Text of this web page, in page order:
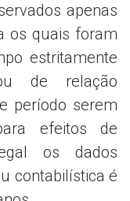
apenas
os quais foram
estritamente
de relação
período serem
efeitos de
os dados
contabilística é